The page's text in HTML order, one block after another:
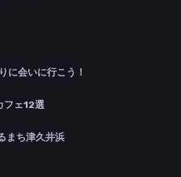
に会いに行こう！
フェ12選
まち津久井浜